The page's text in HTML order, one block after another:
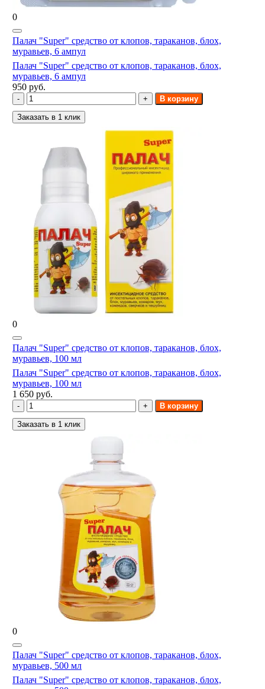
0
Палач "Super" средство от клопов, тараканов, блох,
муравьев, 6 ампул
Палач "Super" средство от клопов, тараканов, блох,
муравьев, 6 ампул
950 руб.
В корзину
Заказать в 1 клик
0
Палач "Super" средство от клопов, тараканов, блох,
муравьев, 100 мл
Палач "Super" средство от клопов, тараканов, блох,
муравьев, 100 мл
1 650 руб.
В корзину
Заказать в 1 клик
0
Палач "Super" средство от клопов, тараканов, блох,
муравьев, 500 мл
Палач "Super" средство от клопов, тараканов, блох,